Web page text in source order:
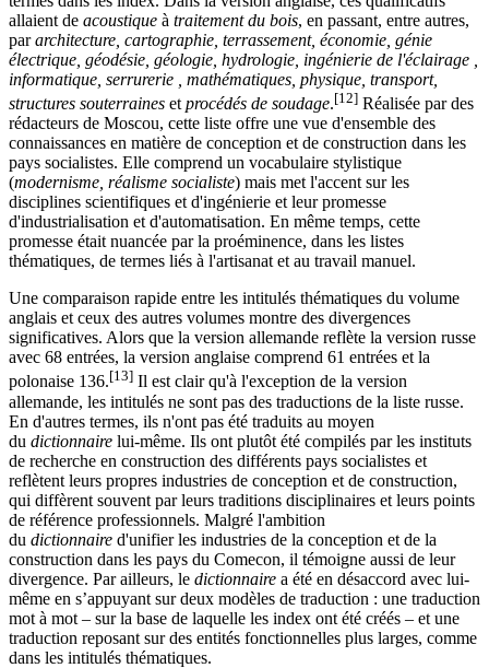
allaient de acoustique à traitement du bois, en passant, entre autres,
pararchitecture, cartographie, terrassement, économie, génie
électrique, géodésie, géologie, hydrologie, ingénierie de l'éclairage ,
informatique, serrurerie , mathématiques, physique, transport,
structures souterraines et procédés de soudage.[12] Réalisée par des
rédacteurs de Moscou, cette liste offre une vue d'ensemble des
connaissances en matière de conception et de construction dans les
pays socialistes. Elle comprend un vocabulaire stylistique
(modernisme, réalisme socialiste) mais met l'accent sur les
disciplines scientifiques et d'ingénierie et leur promesse
d'industrialisation et d'automatisation. En même temps, cette
promesse était nuancée par la proéminence, dans les listes
thématiques, de termes liés à l'artisanat et au travail manuel.
Une comparaison rapide entre les intitulés thématiques du volume
anglais et ceux des autres volumes montre des divergences
significatives. Alors que la version allemande reflète la version russe
avec 68 entrées, la version anglaise comprend 61 entrées et la
polonaise 136.[13] Il est clair qu'à l'exception de la version
allemande, les intitulés ne sont pas des traductions de la liste russe.
En d'autres termes, ils n'ont pas été traduits au moyen
du dictionnaire lui-même. Ils ont plutôt été compilés par les instituts
de recherche en construction des différents pays socialistes et
reflètent leurs propres industries de conception et de construction,
qui diffèrent souvent par leurs traditions disciplinaires et leurs points
de référence professionnels. Malgré l'ambition
du dictionnaire d'unifier les industries de la conception et de la
construction dans les pays du Comecon, il témoigne aussi de leur
divergence. Par ailleurs, le dictionnaire a été en désaccord avec lui-
même en s’appuyant sur deux modèles de traduction : une traduction
mot à mot – surla base de laquelle les index ont été créés – et une
traduction reposant sur des entités fonctionnelles plus larges, comme
dans les intitulés thématiques.